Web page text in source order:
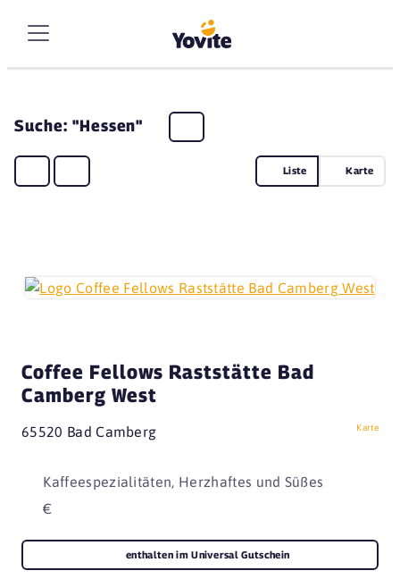
Suche: "Hessen"
Liste Karte
Coffee Fellows Raststätte Bad
Camberg West
65520 Bad Camberg Karte
Kaffeespezialitäten, Herzhaftes und Süßes
€
enthalten im Universal Gutschein